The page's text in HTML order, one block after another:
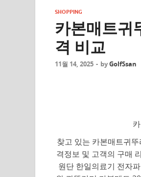
SHOPPING
카본매트귀
격 비교
11월 14, 2025 - byGolfSsan
찾고 있는 카본매트귀
격정보 및 고객의 구매
원단 한일의료기 전자